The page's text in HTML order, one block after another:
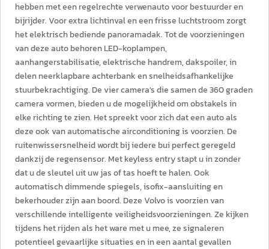
hebben met een regelrechte verwenauto voor bestuurder en
bijrijder. Voor extra lichtinval en een frisse luchtstroom zorgt
het elektrisch bediende panoramadak. Tot de voorzieningen
van deze auto behoren LED-koplampen,
aanhangerstabilisatie, elektrische handrem, dakspoiler, in
delen neerklapbare achterbank en snelheidsafhankelijke
stuurbekrachtiging. De vier camera's die samen de 360 graden
camera vormen, bieden u de mogelijkheid om obstakels in
elke richting te zien. Het spreekt voor zich dat een auto als
deze ook van automatische airconditioning is voorzien. De
ruitenwissersnelheid wordt bij iedere bui perfect geregeld
dankzij de regensensor. Met keyless entry stapt u in zonder
dat u de sleutel uit uw jas of tas hoeft te halen. Ook
automatisch dimmende spiegels, isofix-aansluiting en
bekerhouder zijn aan boord. Deze Volvo is voorzien van
verschillende intelligente veiligheidsvoorzieningen. Ze kijken
tijdens het rijden als het ware met u mee, ze signaleren
potentieel gevaarlijke situaties en in een aantal gevallen